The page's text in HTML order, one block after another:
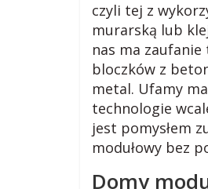
m
e
czyli tej z
murarską lub
nas ma
bloczków z
metal. Ufamy
technologie
jest pomysłem
modułowy bez
Domy